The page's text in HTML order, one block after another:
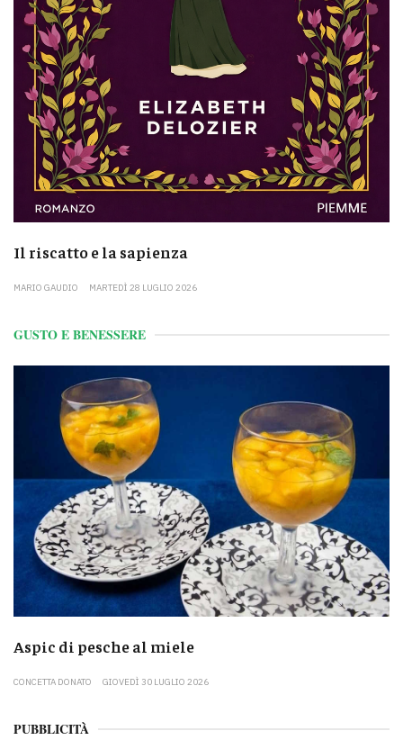
Il riscatto e la sapienza
MARIO GAUDIO MARTEDÌ 28 LUGLIO 2026
GUSTO E BENESSERE
Aspic di pesche al miele
CONCETTA DONATO GIOVEDÌ 30 LUGLIO 2026
PUBBLICITÀ